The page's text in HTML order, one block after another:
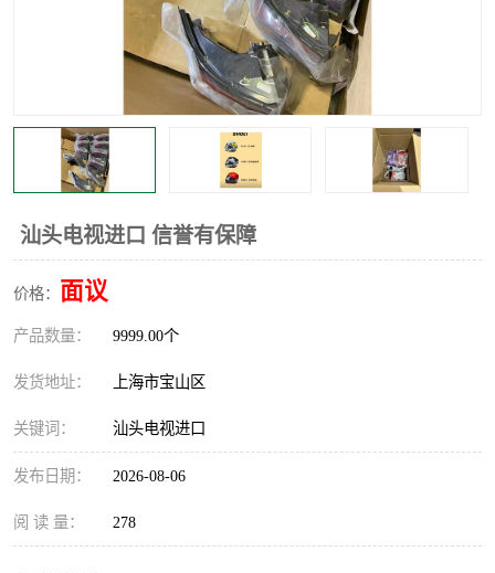
汕头电视进口 信誉有保障
价格： 面议
产品数量： 9999.00个
发货地址： 上海市宝山区
关键词： 汕头电视进口
发布日期： 2026-08-06
阅 读 量： 278